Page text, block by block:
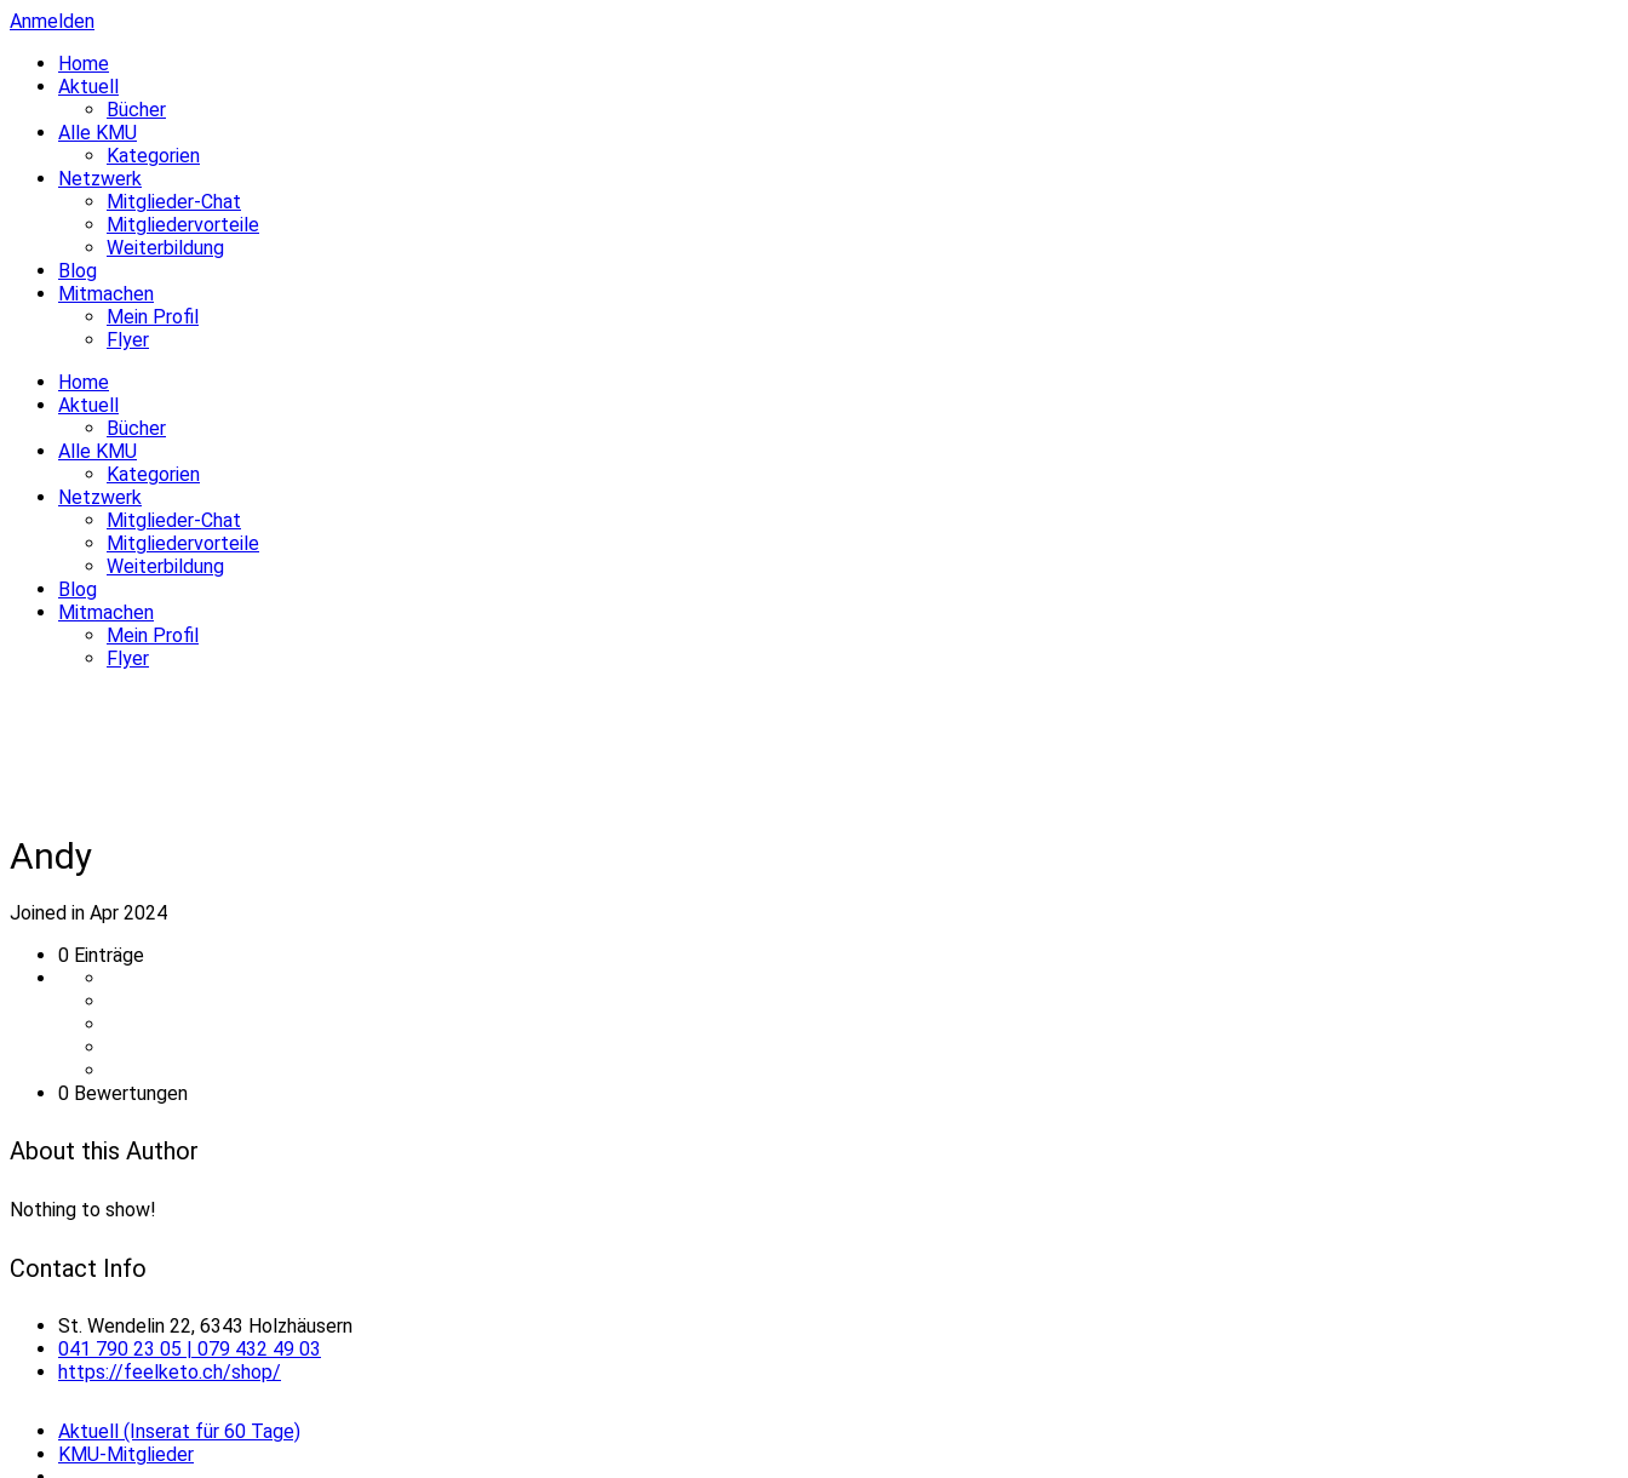
Anmelden
Home
Aktuell
Bücher
Alle KMU
Kategorien
Netzwerk
Mitglieder-Chat
Mitgliedervorteile
Weiterbildung
Blog
Mitmachen
Mein Profil
Flyer
Home
Aktuell
Bücher
Alle KMU
Kategorien
Netzwerk
Mitglieder-Chat
Mitgliedervorteile
Weiterbildung
Blog
Mitmachen
Mein Profil
Flyer
Andy
Joined in Apr 2024
0 Einträge
0 Bewertungen
About this Author
Nothing to show!
Contact Info
St. Wendelin 22, 6343 Holzhäusern
041 790 23 05 | 079 432 49 03
https://feelketo.ch/shop/
Aktuell (Inserat für 60 Tage)
KMU-Mitglieder